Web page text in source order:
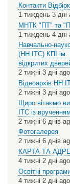
Контакти
1 тиждень 3 дні
МНТК "ПТ" та
1 тиждень 4 дні
Навчально-
(НН ІТС) КПІ ім.
відкритих
2 тижні 3 дні ago
Відеоархів НН
2 тижні 3 дні ago
Щиро вітаємо
ІТС із
2 тижні 6 днів
Фотогалерея
2 тижні 6 днів
КАРТА ТА
4 тижні 2 дні ago
Освітні
4 тижні 2 дні ago